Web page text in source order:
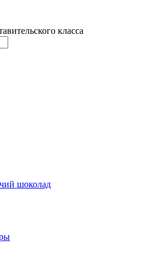
класса
шоколад